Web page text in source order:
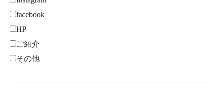
facebook
HP
ご紹介
その他